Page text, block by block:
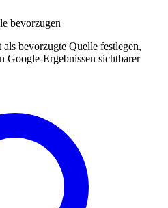
bevorzugen
bevorzugte Quelle festlegen,
Google-Ergebnissen sichtbarer